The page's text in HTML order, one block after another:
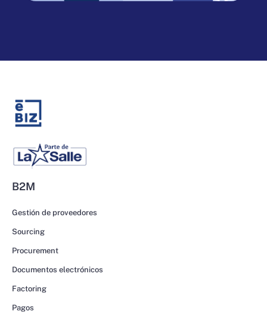
B2M
Gestión de proveedores
Sourcing
Procurement
Documentos electrónicos
Factoring
Pagos